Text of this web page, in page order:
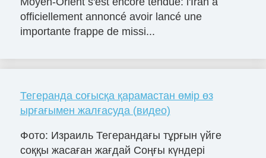
officiellement annoncé avoir lancé une
importante frappe de missi...
Тегеранда соғысқа қарамастан өмір өз
ырғағымен жалғасуда (видео)
Фото: Израиль Тегерандағы тұрғын үйге
соққы жасаған жағдай Соңғы күндері